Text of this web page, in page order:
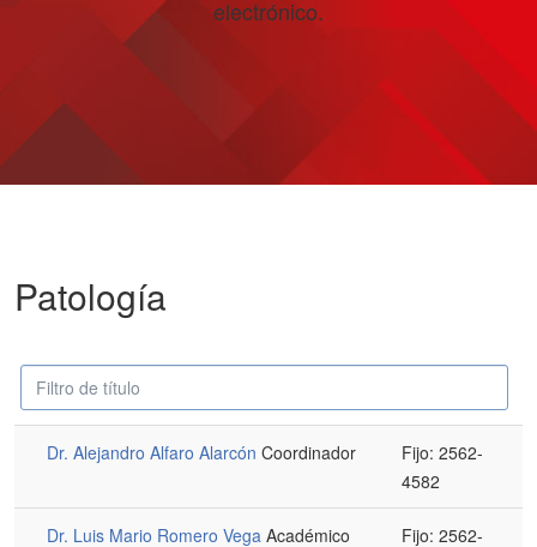
electrónico.
Patología
Despublicado Campo
'Filtrar'
Dr. Alejandro Alfaro Alarcón Coordinador
Fijo: 2562-
4582
Dr. Luis Mario Romero Vega Académico Fijo: 2562-